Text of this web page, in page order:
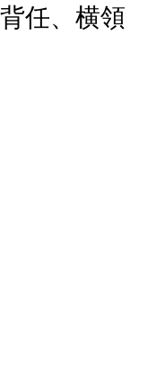
任、横領